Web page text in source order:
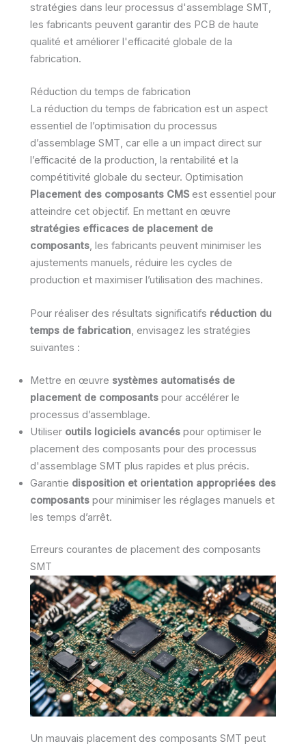
stratégies dans leur processus d'assemblage SMT,
les fabricants peuvent garantir des PCB de haute
qualité et améliorer l'efficacité globale de la
fabrication.
Réduction du temps de fabrication
La réduction du temps de fabrication est un aspect
essentiel de l’optimisation du processus
d’assemblage SMT, car elle a un impact direct sur
l’efficacité de la production, la rentabilité et la
compétitivité globale du secteur. Optimisation
Placement des composants CMS est essentiel pour
atteindre cet objectif. En mettant en œuvre
stratégies efficaces de placement de
composants, les fabricants peuvent minimiser les
ajustements manuels, réduire les cycles de
production et maximiser l’utilisation des machines.
Pour réaliser des résultats significatifs réduction du
temps de fabrication , envisagez les stratégies
suivantes :
Mettre en œuvre systèmes automatisés de
placement de composants pour accélérer le
processus d’assemblage.
Utiliser outils logiciels avancés pour optimiser le
placement des composants pour des processus
d'assemblage SMT plus rapides et plus précis.
Garantie disposition et orientation appropriées des
composants pour minimiser les réglages manuels et
les temps d’arrêt.
Erreurs courantes de placement des composants
SMT
Un mauvais placement des composants SMT peut